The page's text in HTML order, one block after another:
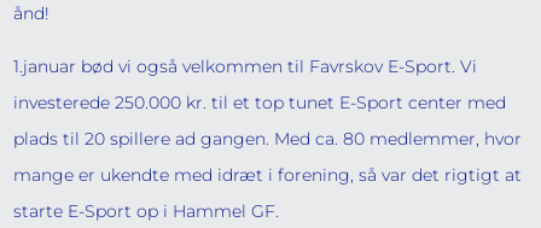
ånd!
1.januar bød vi også velkommen til Favrskov E-Sport. Vi
investerede 250.000 kr. til et top tunet E-Sport center med
plads til 20 spillere ad gangen. Med ca. 80 medlemmer, hvor
mange er ukendte med idræt i forening, så var det rigtigt at
starte E-Sport op i Hammel GF.